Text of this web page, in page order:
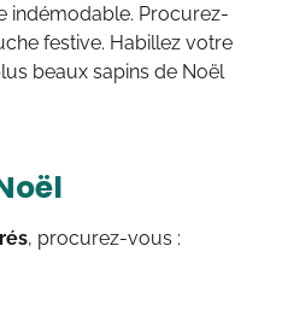
indémodable. Procurez-
festive. Habillez votre
beaux sapins de Noël
, procurez-vous :